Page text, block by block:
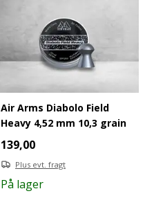
Air Arms Diabolo Field
Heavy 4,52 mm 10,3 grain
139,00
Plus evt. fragt
På lager